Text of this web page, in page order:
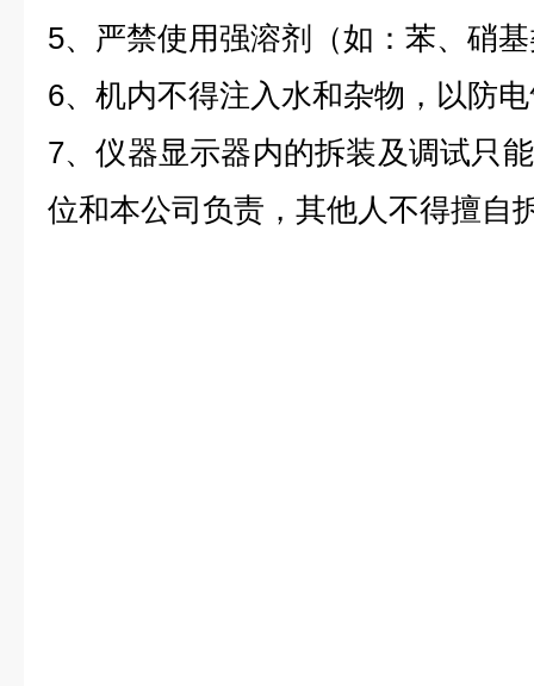
5、严禁使用强溶剂（如：苯、硝
6、机内不得注入水和杂物，以防
7、仪器显示器内的拆装及调试只
位和本公司负责，其他人不得擅自